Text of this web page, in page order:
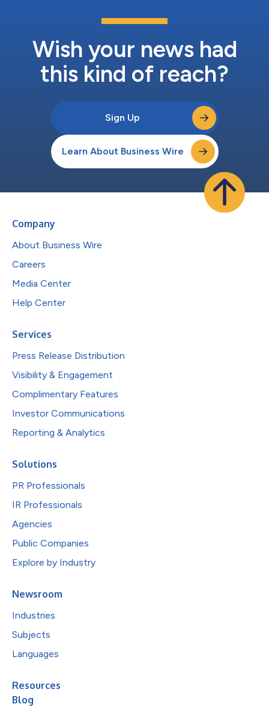
Wish your news had
this kind of reach?
Sign Up
Learn About Business Wire
Company
About Business Wire
Careers
Media Center
Help Center
Services
Press Release Distribution
Visibility & Engagement
Complimentary Features
Investor Communications
Reporting & Analytics
Solutions
PR Professionals
IR Professionals
Agencies
Public Companies
Explore by Industry
Newsroom
Industries
Subjects
Languages
Resources
Blog